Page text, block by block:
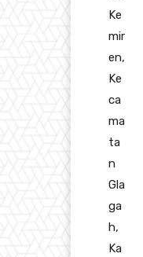
Ke
mir
en,
Ke
ca
ma
ta
n
Gla
ga
h,
Ka